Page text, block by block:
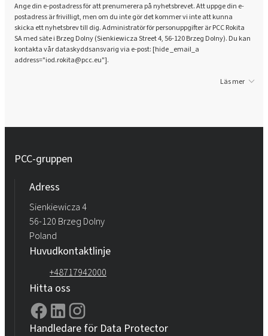
Ange din e-postadress för att prenumerera på nyhetsbrevet. Att uppge din e-
postadress är frivilligt, men om du inte gör det kommer vi inte att kunna
skicka ett nyhetsbrev till dig. Administratör för personuppgifter är PCC Rokita
SA med säte i Brzeg Dolny (Sienkiewicza Street 4, 56-120 Brzeg Dolny). Du kan
kontakta vår dataskyddsansvarig via e-post: [hide _email_a
address="iod.rokita@pcc.eu"].
Läs mer
PCC-gruppen
Adress
Sienkiewicza 4
56-120 Brzeg Dolny
Poland
Huvudkontaktlinje
+48717942000
Hitta oss
Handledare för Data Protector